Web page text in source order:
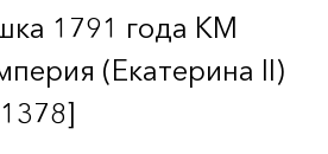
1791 года КМ
(Екатерина II)